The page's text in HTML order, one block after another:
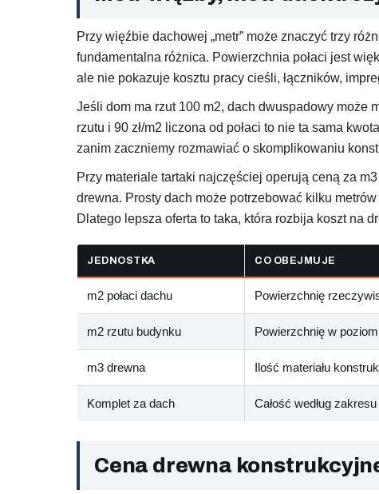
Przy więźbie dachowej „metr” może znaczyć trzy
fundamentalna różnica. Powierzchnia połaci jest
ale nie pokazuje kosztu pracy cieśli, łączników,
Jeśli dom ma rzut 100 m2, dach dwuspadowy może
rzutu i 90 zł/m2 liczona od połaci to nie ta sama
zanim zaczniemy rozmawiać o skomplikowaniu
Przy materiale tartaki najczęściej operują ceną za
drewna. Prosty dach może potrzebować kilku
Dlatego lepsza oferta to taka, która rozbija koszt na
JEDNOSTKA CO OBEJMUJE
m2 połaci dachu Powierzchnię
m2 rzutu budynku Powierzchnię w
m3 drewna Ilość materiału
Komplet za dach Całość według
Cena drewna